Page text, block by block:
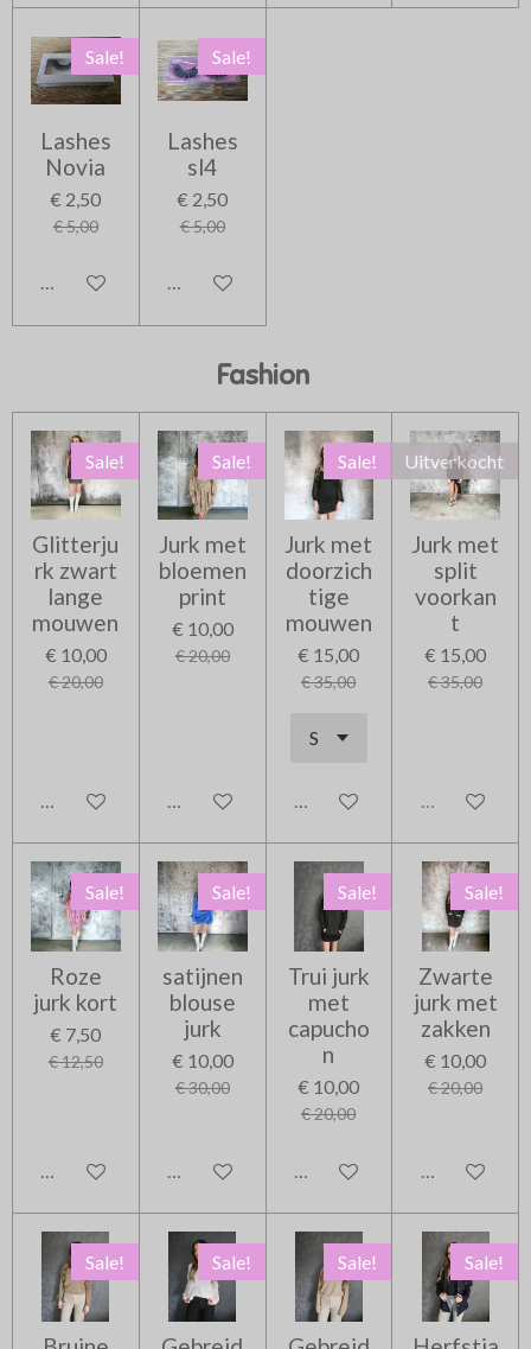
Sale!
Lashes
Novia
€ 2,50
€ 5,00
In winkelwagen
Sale!
Lashes
sl4
€ 2,50
€ 5,00
In winkelwagen
Fashion
Sale!
Glitterju
rk zwart
lange
mouwen
€ 10,00
€ 20,00
In winkelwagen
Sale!
Jurk met
bloemen
print
€ 10,00
€ 20,00
In winkelwagen
Sale!
Jurk met
doorzich
tige
mouwen
€ 15,00
€ 35,00
In winkelwagen
Uitverkocht
Jurk met
split
voorkan
t
€ 15,00
€ 35,00
Uitverkocht
Sale!
Roze
jurk kort
€ 7,50
€ 12,50
In winkelwagen
Sale!
satijnen
blouse
jurk
€ 10,00
€ 30,00
In winkelwagen
Sale!
Trui jurk
met
capucho
n
€ 10,00
€ 20,00
In winkelwagen
Sale!
Zwarte
jurk met
zakken
€ 10,00
€ 20,00
In
Sale! Sale! Sale! Sale!